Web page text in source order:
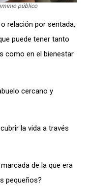
público
relación por sentada,
puede tener tanto
como en el bienestar
cercano y
la vida a través
de la que era
pequeños?